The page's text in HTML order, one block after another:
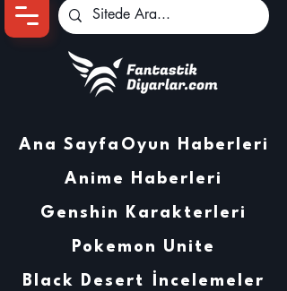
Ana Sayfa Oyun Haberleri
Anime Haberleri
Genshin Karakterleri
Pokemon Unite
Black Desert İncelemeler